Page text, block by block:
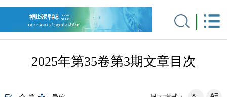
2025年第35卷第3期文章目次